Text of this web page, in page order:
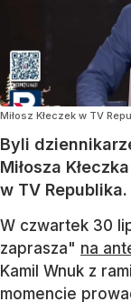
Miłosz Kłeczek w TV
Byli
Miłosza
w TV Republika.
W czwartek 30
zaprasza" na
Kamil Wnuk z
momencie